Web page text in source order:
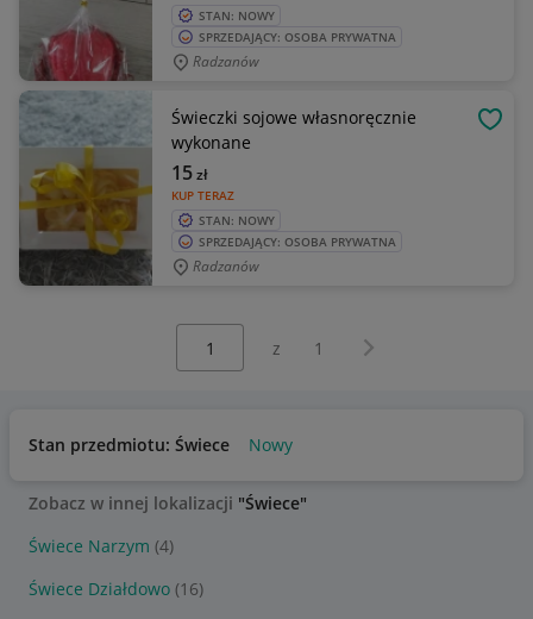
STAN: NOWY
SPRZEDAJĄCY: OSOBA PRYWATNA
Radzanów
Świeczki sojowe własnoręcznie
wykonane
KUP TERAZ
15zł
STAN: NOWY
SPRZEDAJĄCY: OSOBA PRYWATNA
Radzanów
z 1 Następna strona
Stan przedmiotu: Świece Nowy
Zobacz w innej lokalizacji "Świece"
Świece Narzym (4)
Świece Działdowo (16)